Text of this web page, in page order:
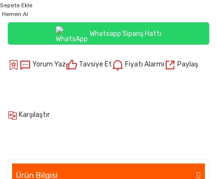
Sepete Ekle
Hemen Al
Whatsapp Sipariş Hattı
Yorum Yaz Tavsiye Et Fiyatı Alarmı Paylaş
Karşılaştır
Ürün Bilgisi